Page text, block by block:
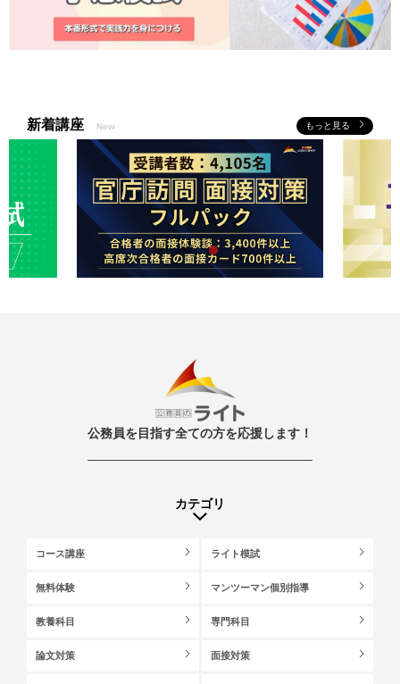
新着講座 New もっと見る
公務員を目指す全ての方を応援します！
カテゴリ
コース講座 ライト模試
無料体験 マンツーマン個別指導
教養科目 専門科目
論文対策 面接対策